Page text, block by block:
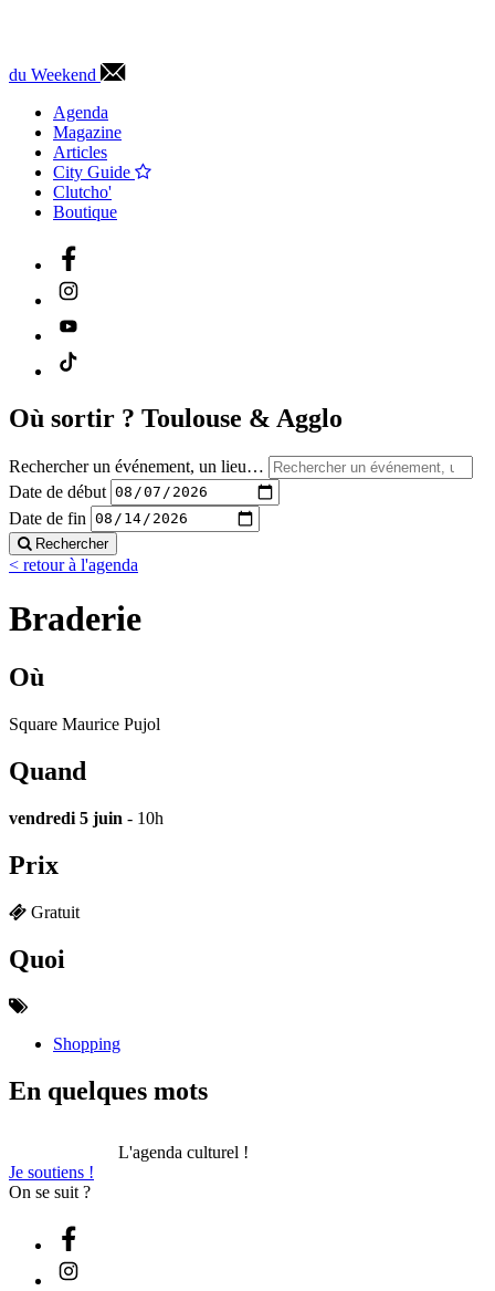
du Weekend
Agenda
Magazine
Articles
City Guide
Clutcho'
Boutique
Où sortir ? Toulouse & Agglo
Rechercher un événement, un lieu…
Date de début
Date de fin
Rechercher
< retour à l'agenda
Braderie
Où
Square Maurice Pujol
Quand
vendredi 5 juin - 10h
Prix
Gratuit
Quoi
Shopping
En quelques mots
L'agenda culturel !
Je soutiens !
On se suit ?